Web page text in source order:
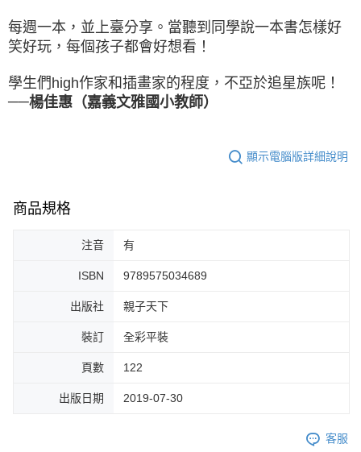
每週一本，並上臺分享。當聽到同學說一本書怎樣好
笑好玩，每個孩子都會好想看！
學生們high作家和插畫家的程度，不亞於追星族呢！
──楊佳惠（嘉義文雅國小教師）
顯示電腦版詳細說明
商品規格
注音 有
ISBN 9789575034689
出版社 親子天下
裝訂 全彩平裝
頁數 122
出版日期 2019-07-30
客服